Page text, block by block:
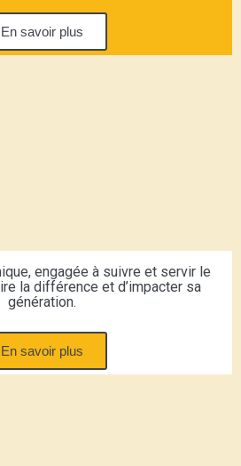
En savoir plus
engagée à suivre et servir le
la différence et d’impacter sa
génération.
En savoir plus